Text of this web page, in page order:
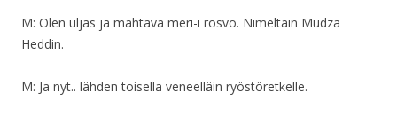
M: Olen uljas ja mahtava meri-i rosvo. Nimeltäin Mudza
Heddin.
M: Ja nyt.. lähden toisella veneelläin ryöstöretkelle.